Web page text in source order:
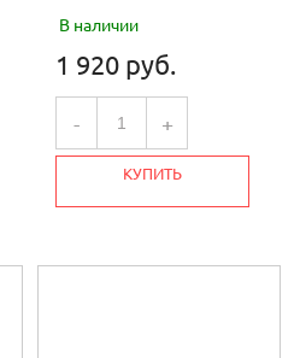
В наличии
1 920 руб.
- +
КУПИТЬ